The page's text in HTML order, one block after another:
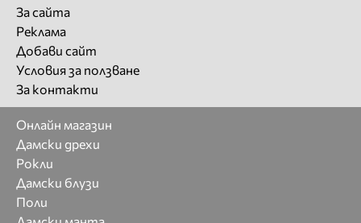
За сайта
Реклама
Добави сайт
Условия за ползване
За контакти
Онлайн магазин
Дамски дрехи
Рокли
Дамски блузи
Поли